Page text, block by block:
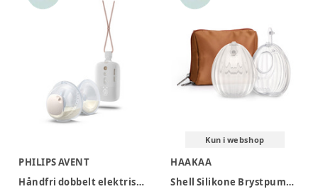
PHILIPS AVENT
Håndfri dobbelt elektrisk brystpumpe
Kun i webshop
HAAKAA
Shell Silikone Brystpumpe/opsamler 120ml - 2-pak